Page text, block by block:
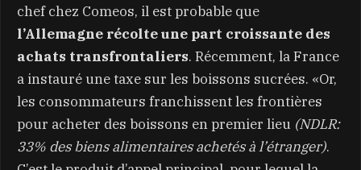
chef chez Comeos, il est probable que
l’Allemagne récolte une part croissante des
achats transfrontaliers. Récemment, la France
a instauré une taxe sur les boissons sucrées. «Or,
les consommateurs franchissent les frontières
pour acheter des boissons en premier lieu (NDLR:
33% des biens alimentaires achetés à l’étranger).